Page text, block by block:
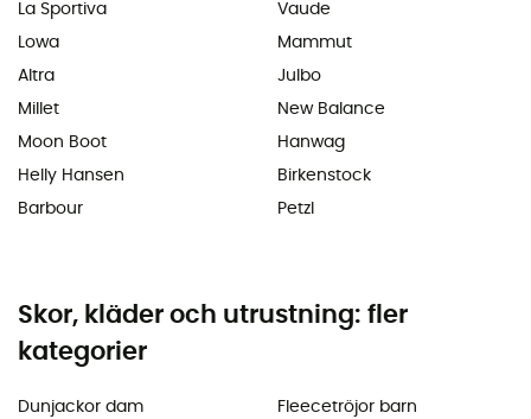
La Sportiva
Lowa
Altra
Millet
Moon Boot
Helly Hansen
Barbour
Vaude
Mammut
Julbo
New Balance
Hanwag
Birkenstock
Petzl
Skor, kläder och utrustning: fler
kategorier
Dunjackor dam
Fleecetröjor barn